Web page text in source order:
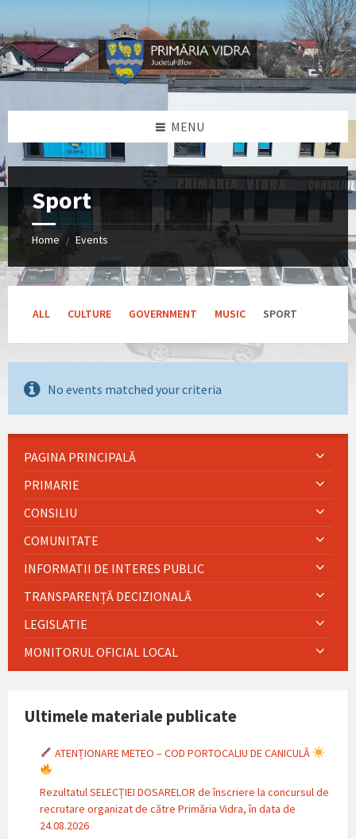
content
left
sidebar
right
sidebar
footer
MENU
Sport
Home / Events
ALL CULTURE GOVERNMENT MUSIC SPORT
No events matched your criteria
PAGINA PRINCIPALĂ
PRIMARIE
CONSILIU
COMUNITATE
INFORMATII DE INTERES PUBLIC
TRANSPARENȚĂ DECIZIONALĂ
LEGISLATIE
MONITORUL OFICIAL LOCAL
Ultimele materiale publicate
ATENȚIONARE METEO – COD PORTOCALIU DE CANICULĂ
Rezultatul SELECȚIEI DOSARELOR de înscriere la concursul de
recrutare organizat de către Primăria Vidra, în data de
24.08.2026